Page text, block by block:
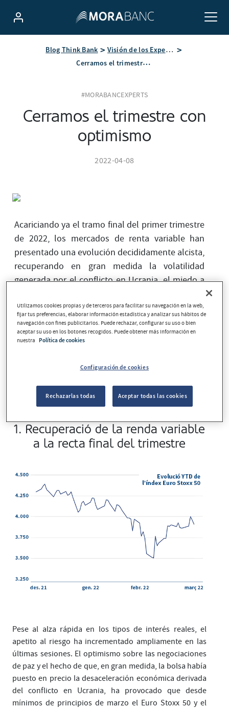
Blog Think Bank Visión de los Expertos
Cerramos el trimestre con optimismo
#MORABANCEXPERTS
Cerramos el trimestre con
optimismo
2022-04-08
Acariciando ya el tramo final del primer trimestre
de 2022, los mercados de renta variable han
presentado una evolución decididamente alcista,
recuperando en gran medida la volatilidad
generada por el conflicto en Ucrania, el miedo a
bancos centrales. Por lo que respecta al
mercado de la deuda, es especialmente
destacable la escalada que han presentado en
soberana, uno de los puntos más destacables ha
a 2 y 10 años de la curva americana.
1. Recuperació de la renda variable
a la recta final del trimestre
Pese al alza rápida en los tipos de interés reales, el
apetito al riesgo ha incrementado ampliamente en las
últimas sesiones. El optimismo sobre las negociaciones
de paz y el hecho de que, en gran medida, la bolsa había
puesto en precio la desaceleración económica derivada
del conflicto en Ucrania, ha provocado que desde
mínimos de principios de marzo el Euro Stoxx 50 y el
Utilizamos cookies propias y de terceros para facilitar su navegación en la web,
fijar tus preferencias, elaborar información estadística y analizar sus hábitos de
navegación con fines publicitarios. Puede rechazar, configurar su uso o bien
aceptar su uso en los botones recogidos. Puede obtener más información en
nuestra
Política de cookies
Configuración de cookies
Rechazarlas todas Aceptar todas las cookies